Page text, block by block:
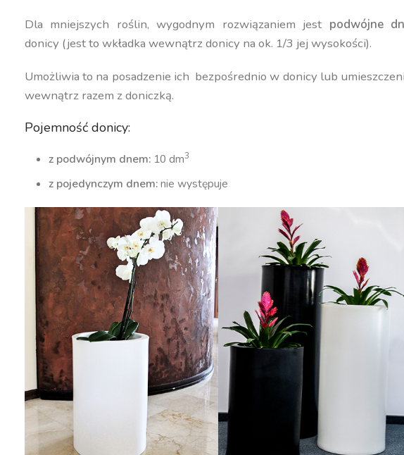
Dla mniejszych roślin, wygodnym rozwiązaniem jest podwójne
donicy (jest to wkładka wewnątrz donicy na ok. 1/3 jej wysokości).
Umożliwia to na posadzenie ich bezpośrednio w donicy lub
wewnątrz razem z doniczką.
Pojemność donicy:
z podwójnym dnem: 10 dm3
z pojedynczym dnem:nie występuje